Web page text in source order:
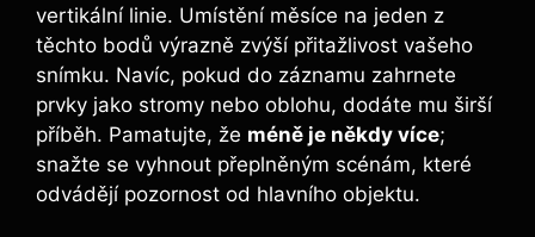
vertikální linie. Umístění měsíce na ⁢jeden z
těchto bodů výrazně zvýší přitažlivost vašeho
snímku. Navíc, pokud do záznamu zahrnete
prvky jako stromy nebo oblohu, dodáte mu širší
příběh. Pamatujte, že méně je někdy více;
snažte se⁢ vyhnout přeplněným scénám, které
odvádějí‌ pozornost od hlavního objektu.